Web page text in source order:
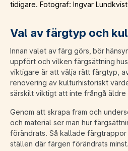
tidigare. Fotograf: Ingvar
Val av färgtyp och
Innan valet av färg görs, bör
uppfört och vilken färgsättning
viktigare är att välja rätt färgtyp,
renovering av kulturhistoriskt
särskilt viktigt att inte frångå
Genom att skrapa fram och
och material ser man hur
förändrats. Så kallade
ställen där färgen förändrats minst.